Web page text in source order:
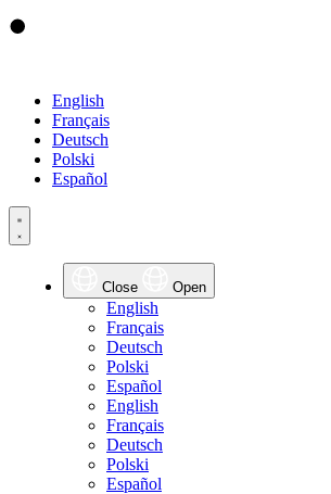
English
Français
Deutsch
Polski
Español
Close Open
English
Français
Deutsch
Polski
Español
English
Français
Deutsch
Polski
Español